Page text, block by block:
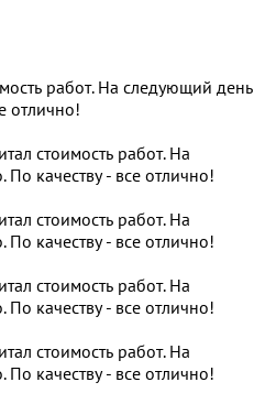
работ. На следующий день
отлично!
стоимость работ. На
качеству - все отлично!
стоимость работ. На
качеству - все отлично!
стоимость работ. На
качеству - все отлично!
стоимость работ. На
качеству - все отлично!